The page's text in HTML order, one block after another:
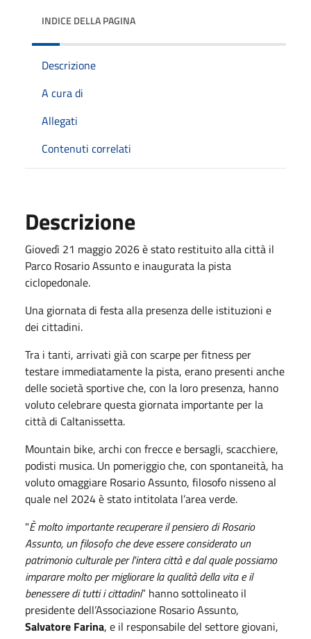
INDICE DELLA PAGINA
Descrizione
A cura di
Allegati
Contenuti correlati
Descrizione
Giovedì 21 maggio 2026 è stato restituito alla città il
Parco Rosario Assunto e inaugurata la pista
ciclopedonale.
Una giornata di festa alla presenza delle istituzioni e
dei cittadini.
Tra i tanti, arrivati già con scarpe per fitness per
testare immediatamente la pista, erano presenti anche
delle società sportive che, con la loro presenza, hanno
voluto celebrare questa giornata importante per la
città di Caltanissetta.
Mountain bike, archi con frecce e bersagli, scacchiere,
podisti musica. Un pomeriggio che, con spontaneità, ha
voluto omaggiare Rosario Assunto, filosofo nisseno al
quale nel 2024 è stato intitolata l’area verde.
"È molto importante recuperare il pensiero di Rosario
Assunto, un filosofo che deve essere considerato un
patrimonio culturale per l'intera città e dal quale possiamo
imparare molto per migliorare la qualità della vita e il
benessere di tutti i cittadini” hanno sottolineato il
presidente dell’Associazione Rosario Assunto,
Salvatore Farina, e il responsabile del settore giovani,